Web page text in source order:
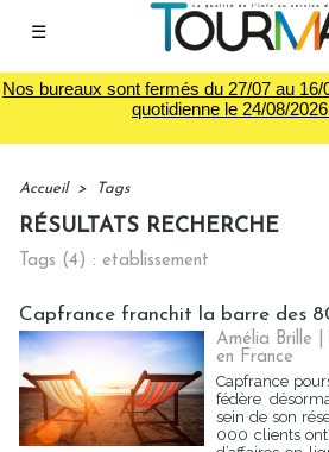
☰
Nos bureaux sont fermés du 27/07 au
quotidienne le 24/08/
Accueil > Tags
RÉSULTATS RECHERCHE
Tags (4) : etablissement
Capfrance franchit la barre des
Amélia Brille |
en France
Capfrance
fédère
sein de son
000 clients